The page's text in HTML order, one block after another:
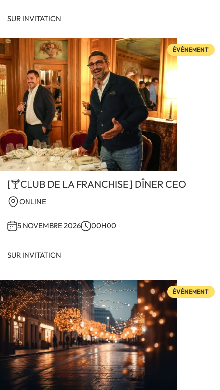
SUR INVITATION
ÉVÉNEMENT
[🍸CLUB DE LA FRANCHISE] DÎNER CEO
ONLINE
5 NOVEMBRE 2026 00H00
SUR INVITATION
ÉVÉNEMENT